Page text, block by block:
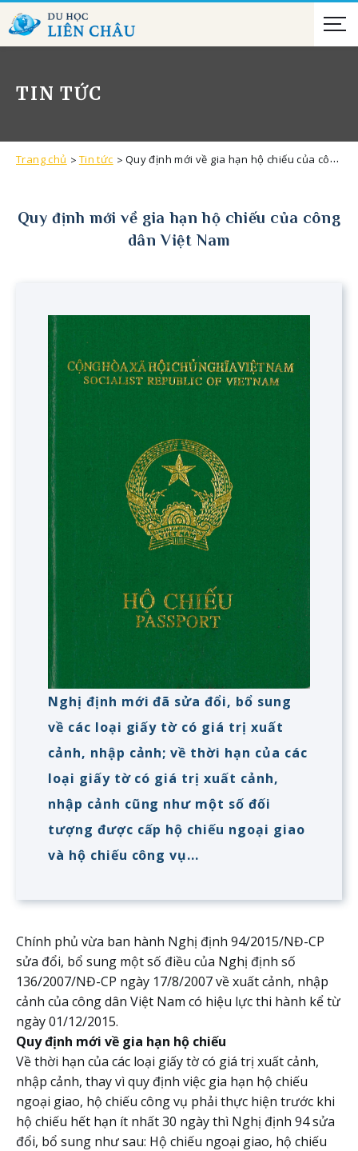
TIN TỨC
Trang chủ Tin tức Quy định mới về gia hạn hộ chiếu của công dân Việt Nam
Quy định mới về gia hạn hộ chiếu của công
dân Việt Nam
Nghị định mới đã sửa đổi, bổ sung
về các loại giấy tờ có giá trị xuất
cảnh, nhập cảnh; về thời hạn của các
loại giấy tờ có giá trị xuất cảnh,
nhập cảnh cũng như một số đối
tượng được cấp hộ chiếu ngoại giao
và hộ chiếu công vụ...
Chính phủ vừa ban hành Nghị định 94/2015/NĐ-CP
sửa đổi, bổ sung một số điều của Nghị định số
136/2007/NĐ-CP ngày 17/8/2007 về xuất cảnh, nhập
cảnh của công dân Việt Nam có hiệu lực thi hành kể từ
ngày 01/12/2015.
Quy định mới về gia hạn hộ chiếu
Về thời hạn của các loại giấy tờ có giá trị xuất cảnh,
nhập cảnh, thay vì quy định việc gia hạn hộ chiếu
ngoại giao, hộ chiếu công vụ phải thực hiện trước khi
hộ chiếu hết hạn ít nhất 30 ngày thì Nghị định 94 sửa
đổi, bổ sung như sau: Hộ chiếu ngoại giao, hộ chiếu